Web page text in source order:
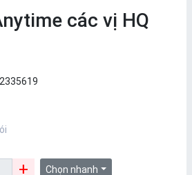
các vị HQ
+ Chọn nhanh